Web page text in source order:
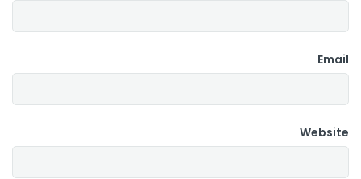
Email
Website